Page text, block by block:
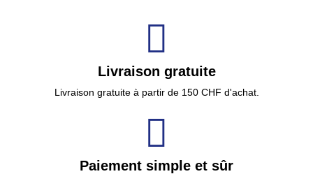
Livraison gratuite
Livraison gratuite à partir de 150 CHF d'achat.
Paiement simple et sûr